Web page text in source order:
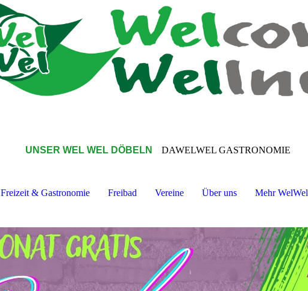
UNSER WEL WEL DÖBELN DAWELWEL GASTRONOMIE
Freizeit & Gastronomie Freibad Vereine Über uns Mehr WelWel